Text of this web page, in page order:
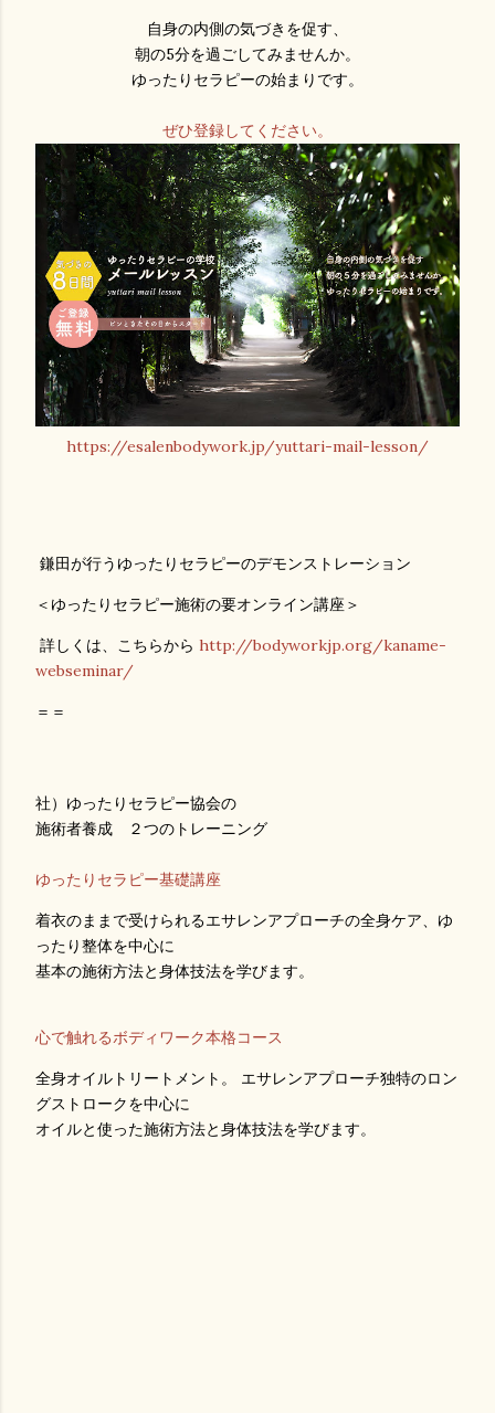
自身の内側の気づきを促す、
朝の5分を過ごしてみませんか。
ゆったりセラピーの始まりです。
ぜひ登録してください。
https://esalenbodywork.jp/yuttari-mail-lesson/
鎌田が行うゆったりセラピーのデモンストレーション
＜ゆったりセラピー施術の要オンライン講座＞
詳しくは、こちらから http://bodyworkjp.org/kaname-
webseminar/
＝＝
社）ゆったりセラピー協会の
施術者養成 ２つのトレーニング
ゆったりセラピー基礎講座
着衣のままで受けられるエサレンアプローチの全身ケア、ゆ
ったり整体を中心に
基本の施術方法と身体技法を学びます。
心で触れるボディワーク本格コース
全身オイルトリートメント。 エサレンアプローチ独特のロン
グストロークを中心に
オイルと使った施術方法と身体技法を学びます。